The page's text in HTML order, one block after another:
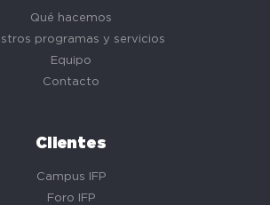
Qué hacemos
programas y servicios
Equipo
Contacto
Clientes
Campus IFP
Foro IFP